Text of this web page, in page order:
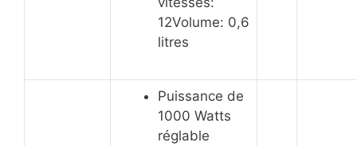
12Volume: 0,6
litres
Puissance de
1000 Watts
réglable